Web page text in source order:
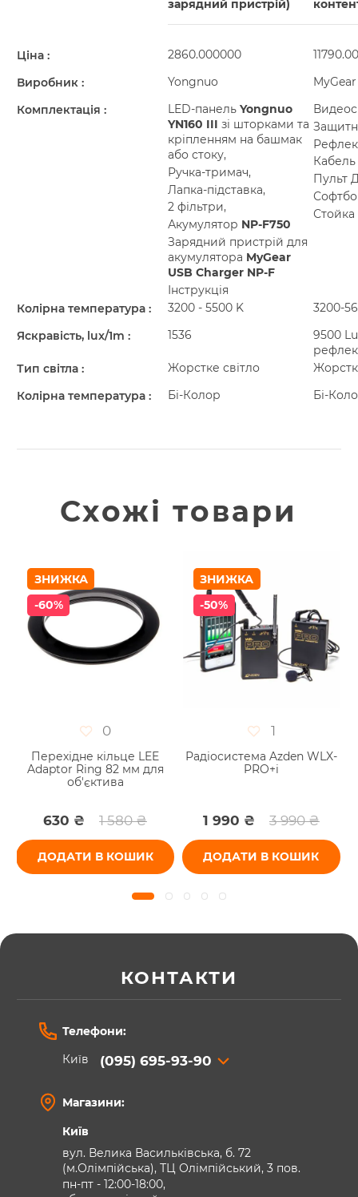
Ціна
Виробник
Комплектація
Колірна температура
Яскравість, lux/1m
Тип світла
Колірна температура
зарядний пристрій)
2860.000000
Yongnuo
LED-панель Yongnuo
YN160 III зі шторками та
кріпленням на башмак
або стоку,
Ручка-тримач,
Лапка-підставка,
2 фільтри,
Акумулятор NP-F750
Зарядний пристрій для
акумулятора MyGear
USB Charger NP-F
Інструкція
3200 - 5500 K
1536
Жорстке світло
Бі-Колор
MyGear
Пульт
3200-
9500
Бі-
Схожі товари
ЗНИЖКА
-60%
0
Перехідне кільце LEE
Adaptor Ring 82 мм для
об'єктива
630 ₴ 1 580 ₴
ДОДАТИ В КОШИК
ЗНИЖКА
-50%
1
Радіосистема Azden WLX-
PRO+i
1 990 ₴ 3 990 ₴
ДОДАТИ В КОШИК
КОНТАКТИ
Телефони:
Київ
(095) 695-93-90
Магазини:
Київ
вул. Велика Васильківська, б. 72
(м.Олімпійська), ТЦ Олімпійський, 3 пов.
пн-пт - 12:00-18:00,